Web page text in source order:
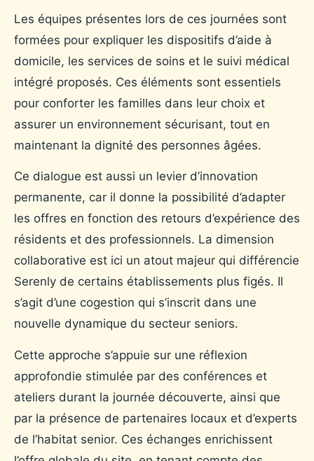
Les équipes présentes lors de ces journées sont
formées pour expliquer les dispositifs d’aide à
domicile, les services de soins et le suivi médical
intégré proposés. Ces éléments sont essentiels
pour conforter les familles dans leur choix et
assurer un environnement sécurisant, tout en
maintenant la dignité des personnes âgées.
Ce dialogue est aussi un levier d’innovation
permanente, car il donne la possibilité d’adapter
les offres en fonction des retours d’expérience des
résidents et des professionnels. La dimension
collaborative est ici un atout majeur qui différencie
Serenly de certains établissements plus figés. Il
s’agit d’une cogestion qui s’inscrit dans une
nouvelle dynamique du secteur seniors.
Cette approche s’appuie sur une réflexion
approfondie stimulée par des conférences et
ateliers durant la journée découverte, ainsi que
par la présence de partenaires locaux et d’experts
de l’habitat senior. Ces échanges enrichissent